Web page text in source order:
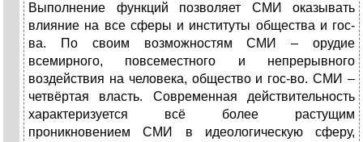
Выполнение функций позволяет СМИ оказывать
влияние на все сферы и институты общества и гос-
ва. По своим возможностям СМИ – орудие
всемирного, повсеместного и непрерывного
воздействия на человека, общество и гос-во. СМИ –
четвёртая власть. Современная действительность
характеризуется всё более растущим
проникновением СМИ в идеологическую сферу,